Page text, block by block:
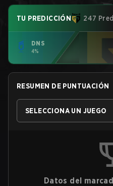
TU PREDICCIÓN 247
DNS
4%
RESUMEN DE PUNTUACIÓN
SELECCIONA UN JUEGO
Datos del